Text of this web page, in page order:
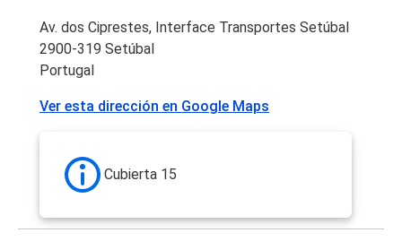
Av. dos Ciprestes, Interface Transportes Setúbal
2900-319 Setúbal
Portugal
Ver esta dirección en Google Maps
Cubierta 15